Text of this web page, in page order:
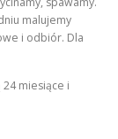
malujemy
i odbiór. Dla
miesiące i